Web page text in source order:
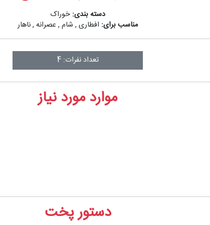
دسته بندی: خوراک
مناسب برای: افطاری , شام , عصرانه ,ناهار
تعداد نفرات: 4
موارد مورد نیاز
دستور پخت